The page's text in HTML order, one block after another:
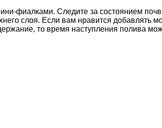
фиалками. Следите за состоянием
слоя. Если вам нравится добавлять
то время наступления полива